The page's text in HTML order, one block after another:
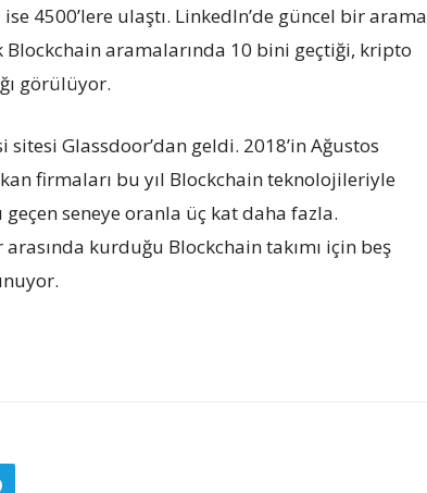
4500’lere ulaştı. LinkedIn’de güncel bir arama
Blockchain aramalarında 10 bini geçtiği, kripto
görülüyor.
Glassdoor’dan geldi. 2018’in Ağustos
firmaları bu yıl Blockchain teknolojileriyle
seneye oranla üç kat daha fazla.
kurduğu Blockchain takımı için beş